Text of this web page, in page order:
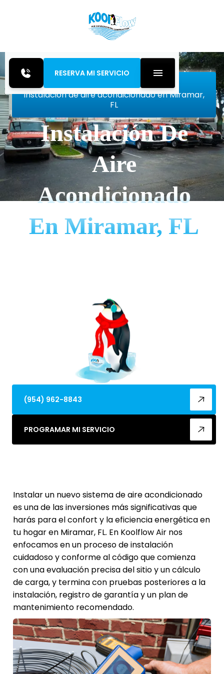
RESERVA MI SERVICIO
Instalación de aire acondicionado en Miramar,
FL
Instalación De
Aire
Acondicionado
En Miramar, FL
(954) 962-8843
PROGRAMAR MI SERVICIO
Instalar un nuevo sistema de aire acondicionado
es una de las inversiones más significativas que
harás para el confort y la eficiencia energética en
tu hogar en Miramar, FL. En Koolflow Air nos
enfocamos en un proceso de instalación
cuidadoso y conforme al código que comienza
con una evaluación precisa del sitio y un cálculo
de carga, y termina con pruebas posteriores a la
instalación, registro de garantía y un plan de
mantenimiento recomendado.